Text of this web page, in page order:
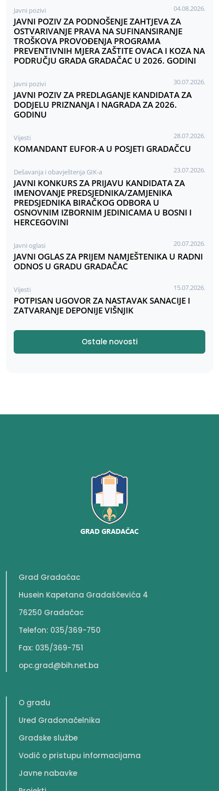
Javni pozivi 04.08.2026.
JAVNI POZIV ZA PODNOŠENJE ZAHTJEVA ZA
OSTVARIVANJE PRAVA NA SUFINANSIRANJE
TROŠKOVA PROVOĐENJA PROGRAMA
PREVENTIVNIH MJERA ZAŠTITE OVACA I KOZA NA
PODRUČJU GRADA GRADAČAC U 2026. GODINI
Javni pozivi 30.07.2026.
JAVNI POZIV ZA PREDLAGANJE KANDIDATA ZA
DODJELU PRIZNANJA I NAGRADA ZA 2026.
GODINU
Vijesti 28.07.2026.
KOMANDANT EUFOR-A U POSJETI GRADAČCU
Dešavanja i obavještenja GIK-a 23.07.2026.
JAVNI KONKURS ZA PRIJAVU KANDIDATA ZA
IMENOVANJE PREDSJEDNIKA/ZAMJENIKA
PREDSJEDNIKA BIRAČKOG ODBORA U
OSNOVNIM IZBORNIM JEDINICAMA U BOSNI I
HERCEGOVINI
Javni oglasi 20.07.2026.
JAVNI OGLAS ZA PRIJEM NAMJEŠTENIKA U RADNI
ODNOS U GRADU GRADAČAC
Vijesti 15.07.2026.
POTPISAN UGOVOR ZA NASTAVAK SANACIJE I
ZATVARANJE DEPONIJE VIŠNJIK
Ostale novosti
Grad Gradačac
Husein Kapetana Gradaščevića 4
76250 Gradačac
Telefon: 035/369-750
Fax: 035/369-751
opc.grad@bih.net.ba
O gradu
Ured Gradonačelnika
Gradske službe
Vodič o pristupu informacijama
Javne nabavke